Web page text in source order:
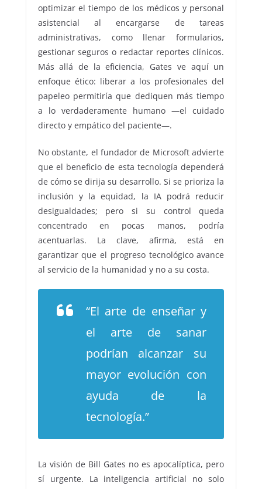
optimizar el tiempo de los médicos y personal
asistencial al encargarse de tareas
administrativas, como llenar formularios,
gestionar seguros o redactar reportes clínicos.
Más allá de la eficiencia, Gates ve aquí un
enfoque ético: liberar a los profesionales del
papeleo permitiría que dediquen más tiempo
a lo verdaderamente humano —el cuidado
directo y empático del paciente—.
No obstante, el fundador de Microsoft advierte
que el beneficio de esta tecnología dependerá
de cómo se dirija su desarrollo. Si se prioriza la
inclusión y la equidad, la IA podrá reducir
desigualdades; pero si su control queda
concentrado en pocas manos, podría
acentuarlas. La clave, afirma, está en
garantizar que el progreso tecnológico avance
al servicio de la humanidad y no a su costa.
“El arte de enseñar y
el arte de sanar
podrían alcanzar su
mayor evolución con
ayuda de la
tecnología.”
La visión de Bill Gates no es apocalíptica, pero
sí urgente. La inteligencia artificial no solo